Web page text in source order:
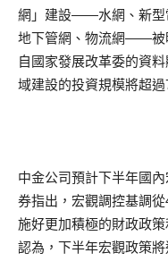
網」建設——水網、新型
地下管網、物流網——被
自國家發展改革委的資
域建設的投資規模將超過
中金公司預計下半年國
券指出，宏觀調控基調
施好更加積極的財政政
認為，下半年宏觀政策